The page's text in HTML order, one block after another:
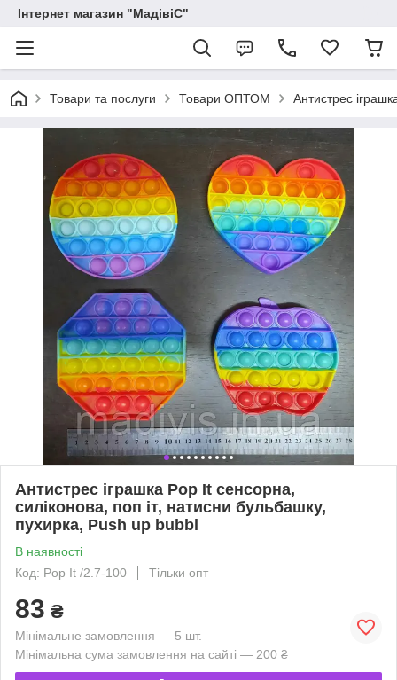
Інтернет магазин "МадівіС"
Товари та послуги Товари ОПТОМ Антистрес
Антистрес іграшка Pop It сенсорна,
силіконова, поп іт, натисни бульбашку,
пухирка, Push up bubbl
В наявності
Код: Pop It /2.7-100
Тільки опт
83 ₴
Мінімальне замовлення — 5 шт.
Мінімальна сума замовлення на сайті — 200 ₴